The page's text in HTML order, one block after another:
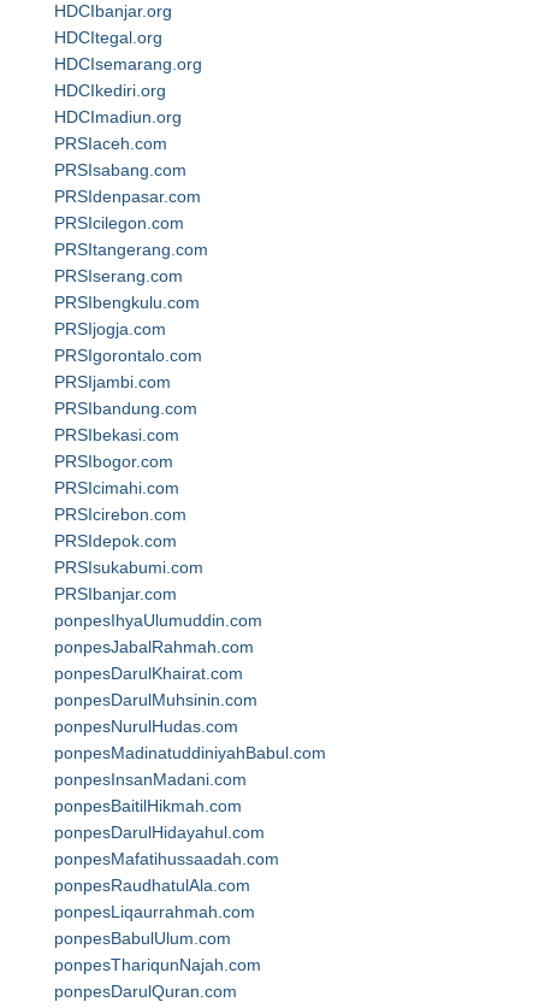
HDCIbanjar.org
HDCItegal.org
HDCIsemarang.org
HDCIkediri.org
HDCImadiun.org
PRSIaceh.com
PRSIsabang.com
PRSIdenpasar.com
PRSIcilegon.com
PRSItangerang.com
PRSIserang.com
PRSIbengkulu.com
PRSIjogja.com
PRSIgorontalo.com
PRSIjambi.com
PRSIbandung.com
PRSIbekasi.com
PRSIbogor.com
PRSIcimahi.com
PRSIcirebon.com
PRSIdepok.com
PRSIsukabumi.com
PRSIbanjar.com
ponpesIhyaUlumuddin.com
ponpesJabalRahmah.com
ponpesDarulKhairat.com
ponpesDarulMuhsinin.com
ponpesNurulHudas.com
ponpesMadinatuddiniyahBabul.com
ponpesInsanMadani.com
ponpesBaitilHikmah.com
ponpesDarulHidayahul.com
ponpesMafatihussaadah.com
ponpesRaudhatulAla.com
ponpesLiqaurrahmah.com
ponpesBabulUlum.com
ponpesThariqunNajah.com
ponpesDarulQuran.com